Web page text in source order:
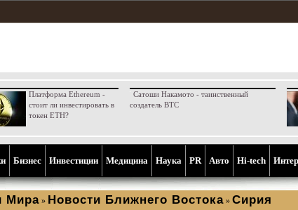
Платформа Ethereum -
стоит ли инвестировать в
токен ETH?
Сатоши Накамото - таинственный
создатель BTC
Бизнес Инвестиции Медицина Наука PR Aвто Hi-tech
Мира » Новости Ближнего Востока » Сирия